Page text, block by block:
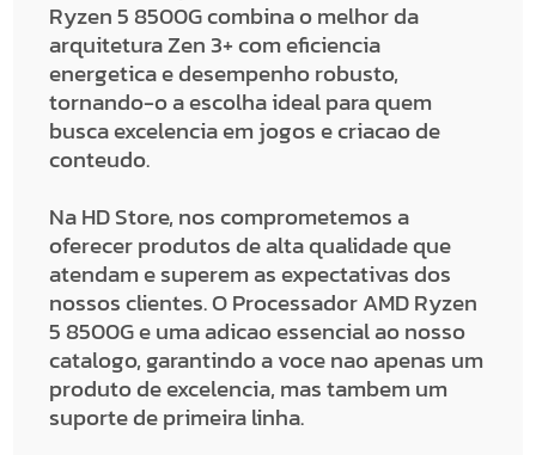
Ryzen 5 8500G combina o melhor da
arquitetura Zen 3+ com eficiencia
energetica e desempenho robusto,
tornando-o a escolha ideal para quem
busca excelencia em jogos e criacao de
conteudo.
Na HD Store, nos comprometemos a
oferecer produtos de alta qualidade que
atendam e superem as expectativas dos
nossos clientes. O Processador AMD Ryzen
5 8500G e uma adicao essencial ao nosso
catalogo, garantindo a voce nao apenas um
produto de excelencia, mas tambem um
suporte de primeira linha.